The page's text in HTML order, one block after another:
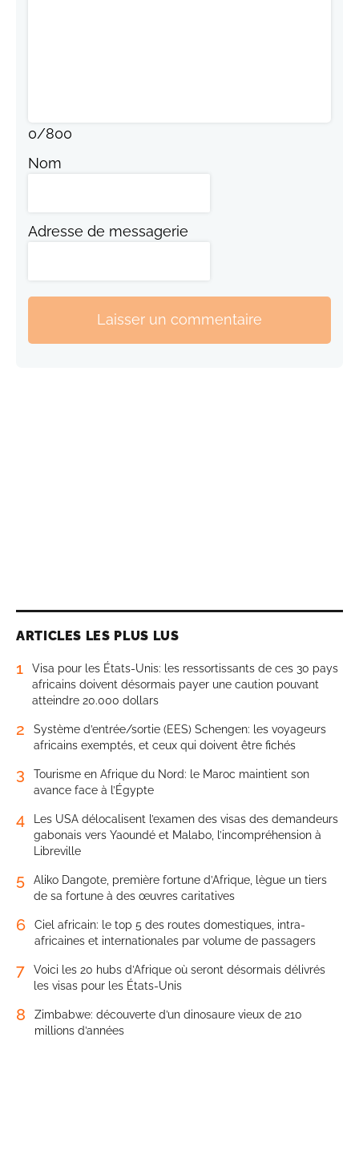
0/800
Nom
Adresse de messagerie
Laisser un commentaire
ARTICLES LES PLUS LUS
1
Visa pour les États-Unis: les ressortissants de ces 30 pays
africains doivent désormais payer une caution pouvant
atteindre 20.000 dollars
2
Système d’entrée/sortie (EES) Schengen: les voyageurs
africains exemptés, et ceux qui doivent être fichés
3
Tourisme en Afrique du Nord: le Maroc maintient son
avance face à l’Égypte
4
Les USA délocalisent l’examen des visas des demandeurs
gabonais vers Yaoundé et Malabo, l’incompréhension à
Libreville
5
Aliko Dangote, première fortune d’Afrique, lègue un tiers
de sa fortune à des œuvres caritatives
6
Ciel africain: le top 5 des routes domestiques, intra-
africaines et internationales par volume de passagers
7
Voici les 20 hubs d’Afrique où seront désormais délivrés
les visas pour les États-Unis
8
Zimbabwe: découverte d’un dinosaure vieux de 210
millions d’années